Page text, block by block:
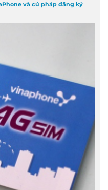
và cú pháp đăng ký